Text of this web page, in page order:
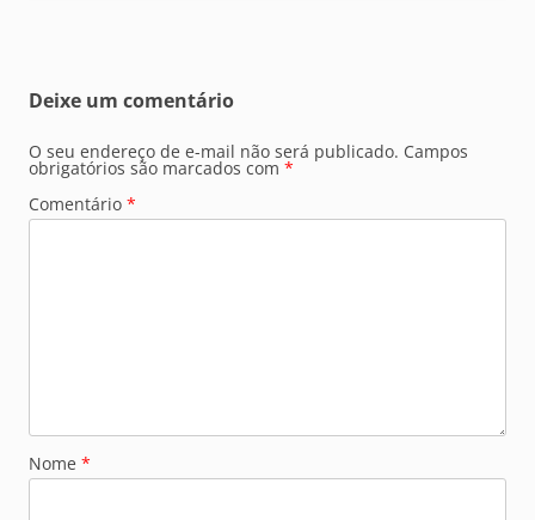
Deixe um comentário
O seu endereço de e-mail não será publicado. Campos
obrigatórios são marcados com *
Comentário *
Nome *